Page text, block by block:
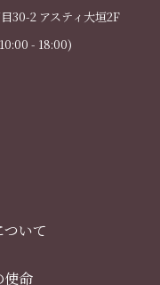
30-2 アスティ大垣2F
- 18:00)
いて
命